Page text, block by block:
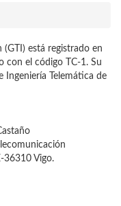
(GTI) está registrado en
con el código TC-1. Su
Ingeniería Telemática de
36310 Vigo.